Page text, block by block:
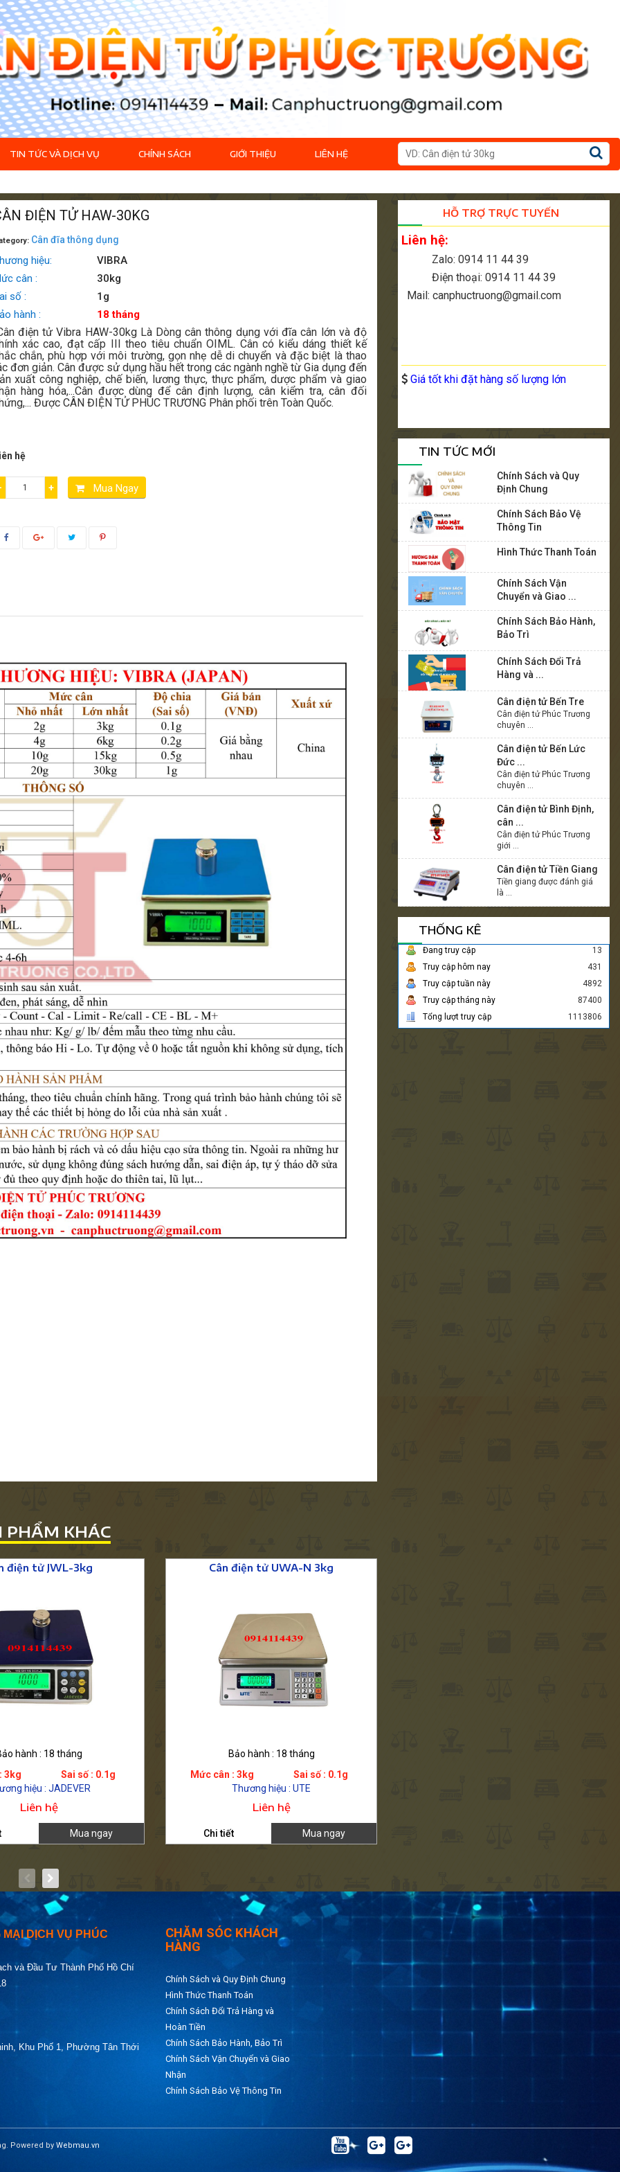
TIN TỨC VÀ DỊCH VỤ CHÍNH SÁCH GIỚI THIỆU LIÊN HỆ
ĐIỆN TỬ HAW-30KG
Cân đĩa thông dụng
hiệu:
VIBRA
cân :
30kg
số :
1g
hành :
18 tháng
điện tử Vibra HAW-30kg Là Dòng cân thông dụng với đĩa cân lớn và độ
xác cao, đạt cấp III theo tiêu chuẩn OIML. Cân có kiểu dáng thiết kế
chắn, phù hợp với môi trường, gọn nhẹ dễ di chuyển và đặc biệt là thao
đơn giản. Cân được sử dụng hầu hết trong các ngành nghề từ Gia dụng đến
xuất công nghiệp, chế biến, lương thực, thực phẩm, dược phẩm và giao
hàng hóa,...Cân được dùng để cân định lượng, cân kiểm tra, cân đối
Được CÂN ĐIỆN TỬ PHÚC TRƯƠNG Phân phối trên Toàn Quốc.
hệ
+ Mua Ngay
PHẨM KHÁC
điện tử JWL-3kg
hành : 18 tháng
3kg
Sai số : 0.1g
hiệu : JADEVER
Liên hệ
Mua ngay
Cân điện tử UWA-N 3kg
Bảo hành : 18 tháng
Mức cân : 3kg
Sai số : 0.1g
Thương hiệu : UTE
Liên hệ
Chi tiết Mua ngay
HỖ TRỢ TRỰC TUYẾN
Liên hệ:
Zalo: 0914 11 44 39
Điện thoại: 0914 11 44 39
Mail: canphuctruong@gmail.com
Giá tốt khi đặt hàng số lượng lớn
TIN TỨC MỚI
Chính Sách và Quy
Định Chung
Chính Sách Bảo Vệ
Thông Tin
Hình Thức Thanh Toán
Chính Sách Vận
Chuyển và Giao ...
Chính Sách Bảo Hành,
Bảo Trì
Chính Sách Đổi Trả
Hàng và ...
Cân điện tử Bến Tre
Cân điện tử Phúc Trương
chuyên ...
Cân điện tử Bến Lức
Đức ...
Cân điện tử Phúc Trương
chuyên ...
Cân điện tử Bình Định,
cân ...
Cân điện tử Phúc Trương
giới ...
Cân điện tử Tiền Giang
Tiền giang được đánh giá
là ...
THỐNG KÊ
Đang truy cập
13
Truy cập hôm nay
431
Truy cập tuần này
4892
Truy cập tháng này
87400
Tổng lượt truy cập
1113806
DỊCH VỤ PHÚC
và Đầu Tư Thành Phố Hồ Chí
Khu Phố 1, Phường Tân Thới
CHĂM SÓC KHÁCH
HÀNG
Chính Sách và Quy Định Chung
Hình Thức Thanh Toán
Chính Sách Đổi Trả Hàng và
Hoàn Tiền
Chính Sách Bảo Hành, Bảo Trì
Chính Sách Vận Chuyển và Giao
Nhận
Chính Sách Bảo Vệ Thông Tin
Powered by Webmau.vn